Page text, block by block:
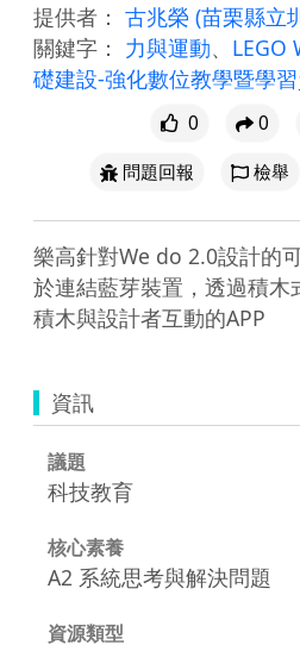
提供者： 古兆榮 (苗栗縣立
關鍵字： 力與運動、 LEGO
礎建設-強化數位教學暨學
0 0
問題回報
檢舉
樂高針對We do 2.0設計的
於連結藍芽裝置，透過積木
積木與設計者互動的APP
資訊
議題
科技教育
核心素養
A2 系統思考與解決問題
資源類型